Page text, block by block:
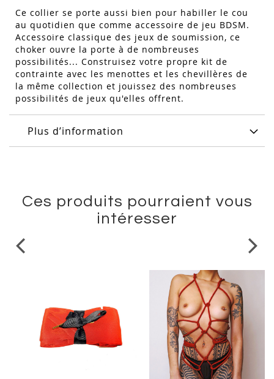
Ce collier se porte aussi bien pour habiller le cou
au quotidien que comme accessoire de jeu BDSM.
Accessoire classique des jeux de soumission, ce
choker ouvre la porte à de nombreuses
possibilités... Construisez votre propre kit de
contrainte avec les menottes et les chevillères de
la même collection et jouissez des nombreuses
possibilités de jeux qu'elles offrent.
Plus d’information
Ces produits pourraient vous
intéresser